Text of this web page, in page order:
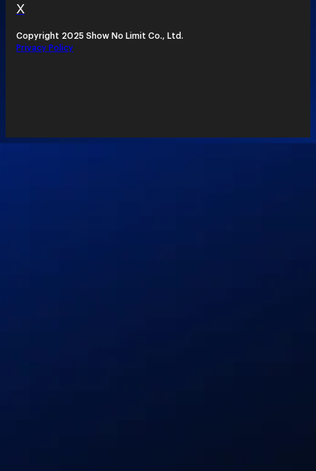
X
Copyright 2025 Show No Limit Co., Ltd.
Privacy Policy